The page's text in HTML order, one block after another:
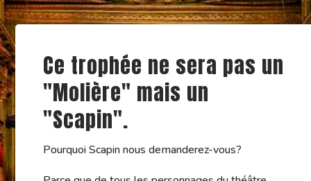
Ce trophée ne sera pas un
"Molière" mais un
"Scapin".
Pourquoi Scapin nous demanderez-vous?